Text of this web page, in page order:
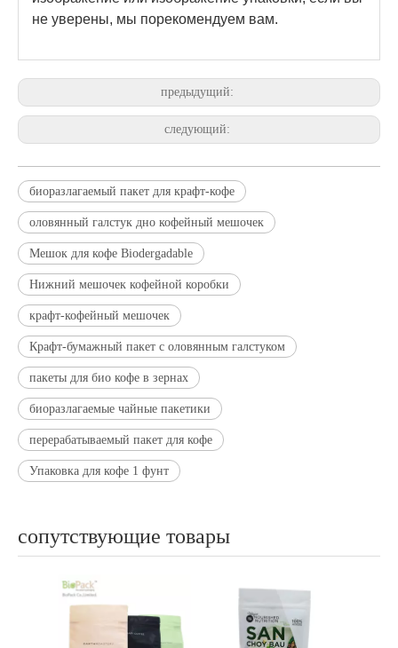
не уверены, мы порекомендуем вам.
предыдущий:
следующий:
биоразлагаемый пакет для крафт-кофе
оловянный галстук дно кофейный мешочек
Мешок для кофе Biodergadable
Нижний мешочек кофейной коробки
крафт-кофейный мешочек
Крафт-бумажный пакет с оловянным галстуком
пакеты для био кофе в зернах
биоразлагаемые чайные пакетики
перерабатываемый пакет для кофе
Упаковка для кофе 1 фунт
сопутствующие товары